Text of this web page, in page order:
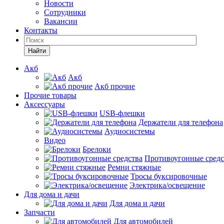
Новости
Сотрудники
Вакансии
Контакты
Найти
Акб
Акб
Акб прочие
Прочие товары
Аксессуары
USB-флешки
Держатели для телефона
Аудиосистемы
Видео
Брелоки
Противоугонные
Ремни стяжные
Тросы буксировочные
Электрика/освещение
Для дома и дачи
Для дома и дачи
Запчасти
Для автомобилей